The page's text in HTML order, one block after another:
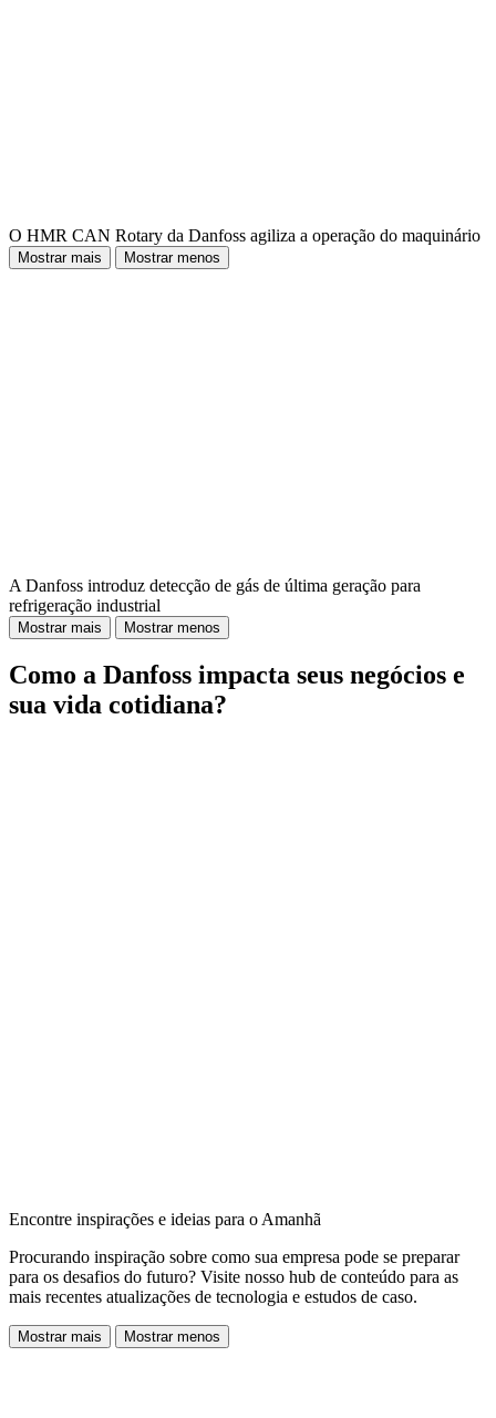
O HMR CAN Rotary da Danfoss agiliza a operação do maquinário
Mostrar mais Mostrar menos
A Danfoss introduz detecção de gás de última geração para
refrigeração industrial
Mostrar mais Mostrar menos
Como a Danfoss impacta seus negócios e
sua vida cotidiana?
Encontre inspirações e ideias para o Amanhã
Procurando inspiração sobre como sua empresa pode se preparar
para os desafios do futuro? Visite nosso hub de conteúdo para as
mais recentes atualizações de tecnologia e estudos de caso.
Mostrar mais Mostrar menos